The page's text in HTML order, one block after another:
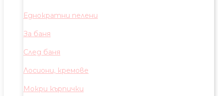
Еднократни пелени
За баня
След баня
Лосиони, кремове
Мокри кърпички